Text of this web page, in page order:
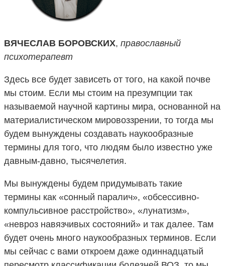
ВЯЧЕСЛАВ БОРОВСКИХ, православный
психотерапевт
Здесь все будет зависеть от того, на какой почве
мы стоим. Если мы стоим на презумпции так
называемой научной картины мира, основанной на
материалистическом мировоззрении, то тогда мы
будем вынуждены создавать наукообразные
термины для того, что людям было известно уже
давным-давно, тысячелетия.
Мы вынуждены будем придумывать такие
термины как «сонный паралич», «обсессивно-
компульсивное расстройство», «лунатизм»,
«невроз навязчивых состояний» и так далее. Там
будет очень много наукообразных терминов. Если
мы сейчас с вами откроем даже одиннадцатый